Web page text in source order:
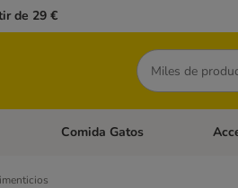
de 29 €
Buscar
Comida Perros
Menú de categoria abierto:
Comida Gatos